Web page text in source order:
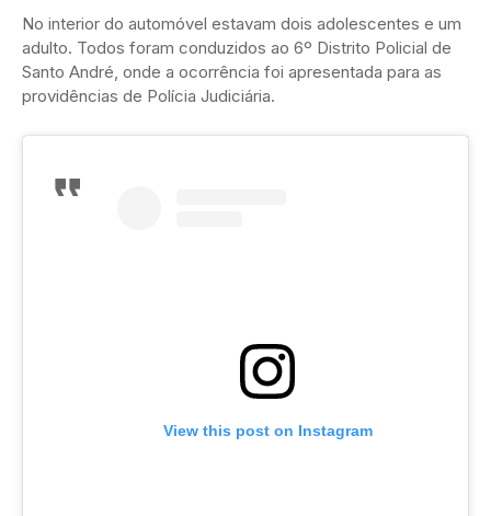
No interior do automóvel estavam dois adolescentes e um
adulto. Todos foram conduzidos ao 6º Distrito Policial de
Santo André, onde a ocorrência foi apresentada para as
providências de Polícia Judiciária.
View this post on Instagram